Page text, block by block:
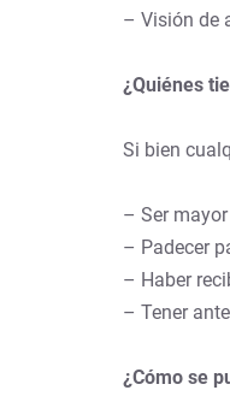
– Visión de
¿Quiénes
Si bien
– Ser
– Padecer
– Haber
– Tener
¿Cómo se